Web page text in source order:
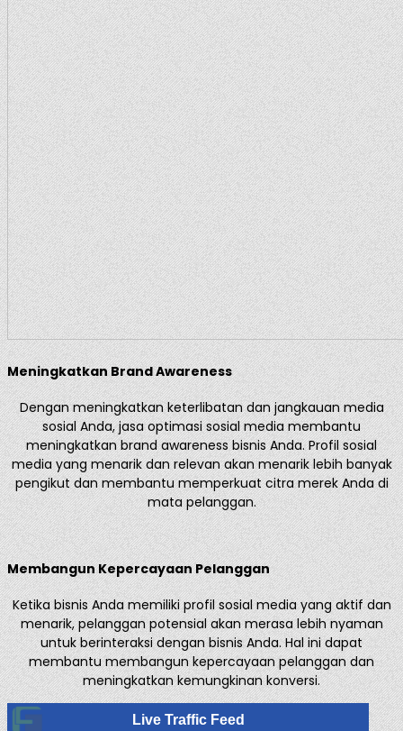
Meningkatkan Brand Awareness
Dengan meningkatkan keterlibatan dan jangkauan media
sosial Anda, jasa optimasi sosial media membantu
meningkatkan brand awareness bisnis Anda. Profil sosial
media yang menarik dan relevan akan menarik lebih banyak
pengikut dan membantu memperkuat citra merek Anda di
mata pelanggan.
Membangun Kepercayaan Pelanggan
Ketika bisnis Anda memiliki profil sosial media yang aktif dan
menarik, pelanggan potensial akan merasa lebih nyaman
untuk berinteraksi dengan bisnis Anda. Hal ini dapat
membantu membangun kepercayaan pelanggan dan
meningkatkan kemungkinan konversi.
Live Traffic Feed